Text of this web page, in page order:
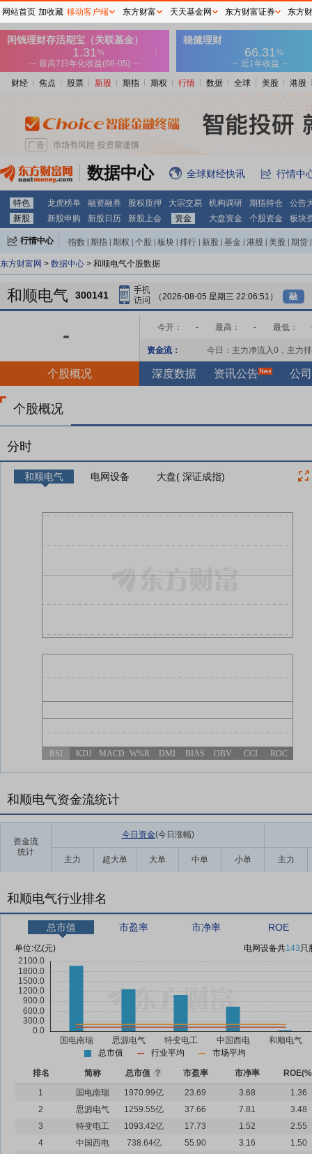
财经 焦点 股票 新股 期指 期权 行情 数据 全球 美股 港股
数据中心 全球财经快讯 行情中
特色 龙虎榜单 融资融券 股权质押 大宗交易 机构调研 期指持仓
公告
新股
新股申购 新股日历 新股上会 资金 大盘资金 个股资金 板块
行情中心 指数 期指 期权 个股 板块 排行 新股 基金 港股 美股 期货
东方财富网 > 数据中心 > 和顺电气个股数据
和顺电气 300141 （2026-08-05 星期三 22:06:51） 融
- 今开： - 最高： - 最低：
资金流： 今日：主力净流入0 ，主力
个股概况 深度数据 资讯公告 公
个股概况
分时
和顺电气 电网设备 大盘( 深证成指)
RSI KDJ MACD W%R DMI BIAS OBV CCI ROC
和顺电气资金流统计
资金流
统计
今日资金(今日涨幅)
主力 超大单 大单 中单 小单 主力
和顺电气行业排名
总市值 市盈率 市净率 ROE
单位:亿(元) 电网设备共143只
总市值 行业平均 市场平均
排名 简称 总市值 ? 市盈率 市净率
1
国电南瑞 1970.99亿 23.69 3.68
1.36
2
思源电气 1259.55亿 37.66 7.81
3.48
3
特变电工 1093.42亿 17.73 1.52
2.55
4
中国西电 738.64亿 55.90 3.16
1.50
网站首页 加收藏 移动客户端 东方财富 天天基金网 东方财富证券 东方